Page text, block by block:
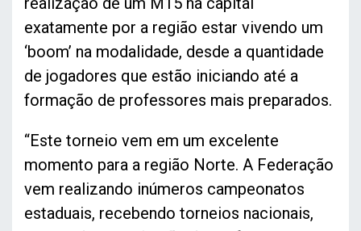
exatamente por a região estar vivendo um
‘boom’ na modalidade, desde a quantidade
de jogadores que estão iniciando até a
formação de professores mais preparados.
“Este torneio vem em um excelente
momento para a região Norte. A Federação
vem realizando inúmeros campeonatos
estaduais, recebendo torneios nacionais,